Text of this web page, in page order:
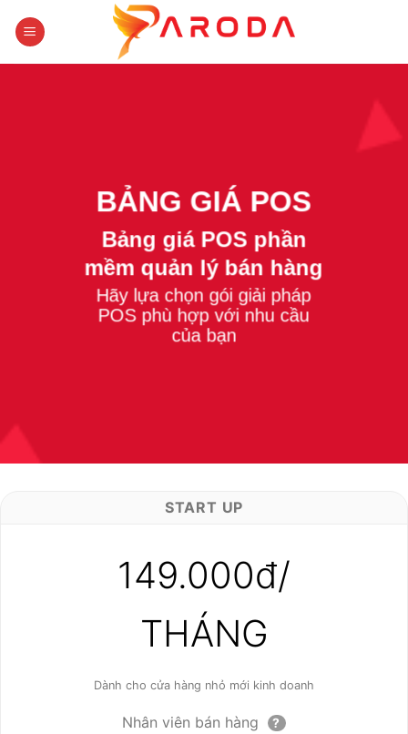
BẢNG GIÁ POS
Bảng giá POS phần
mềm quản lý bán hàng
Hãy lựa chọn gói giải pháp
POS phù hợp với nhu cầu
của bạn
START UP
149.000đ/
THÁNG
Dành cho cửa hàng nhỏ mới kinh doanh
Nhân viên bán hàng ?